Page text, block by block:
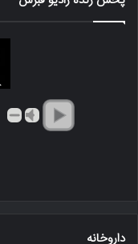
داروخانه